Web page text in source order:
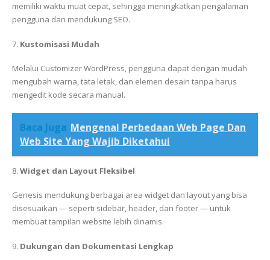
memiliki waktu muat cepat, sehingga meningkatkan pengalaman
pengguna dan mendukung SEO.
7. Kustomisasi Mudah
Melalui Customizer WordPress, pengguna dapat dengan mudah
mengubah warna, tata letak, dan elemen desain tanpa harus
mengedit kode secara manual.
Baca Juga Mengenal Perbedaan Web Page Dan
Web Site Yang Wajib Diketahui
8. Widget dan Layout Fleksibel
Genesis mendukung berbagai area widget dan layout yang bisa
disesuaikan — seperti sidebar, header, dan footer — untuk
membuat tampilan website lebih dinamis.
9. Dukungan dan Dokumentasi Lengkap